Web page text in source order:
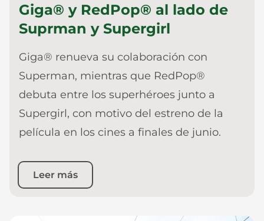
Giga® y RedPop® al lado de
Suprman y Supergirl
Giga® renueva su colaboración con
Superman, mientras que RedPop®
debuta entre los superhéroes junto a
Supergirl, con motivo del estreno de la
película en los cines a finales de junio.
Leer más